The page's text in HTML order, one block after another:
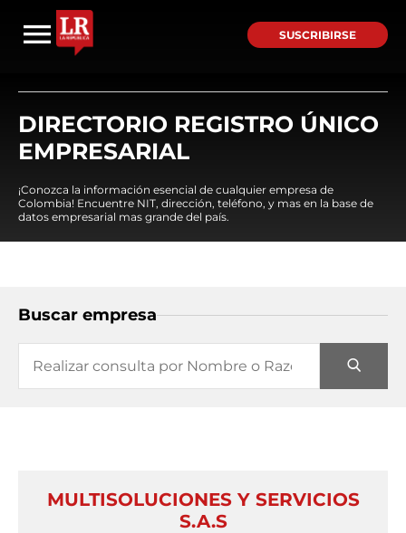
SUSCRIBIRSE
DIRECTORIO REGISTRO ÚNICO
EMPRESARIAL
¡Conozca la información esencial de cualquier empresa de
Colombia! Encuentre NIT, dirección, teléfono, y mas en la base de
datos empresarial mas grande del país.
Buscar empresa
MULTISOLUCIONES Y SERVICIOS
S.A.S